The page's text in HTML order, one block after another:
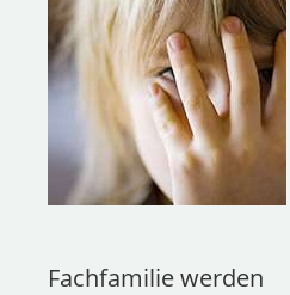
Fachfamilie werden
Fachfamilie werden